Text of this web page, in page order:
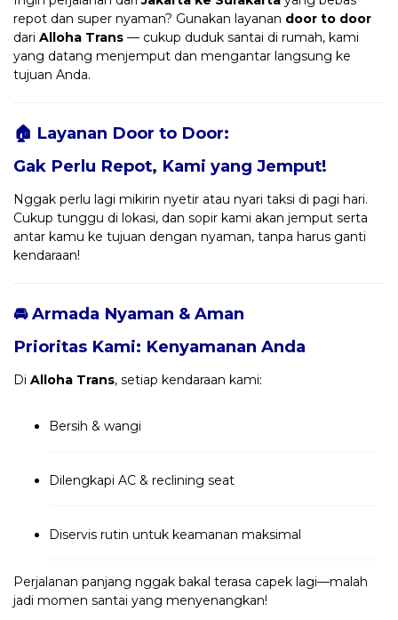
repot dan super nyaman? Gunakan layanan door to door
dari Alloha Trans — cukup duduk santai di rumah, kami
yang datang menjemput dan mengantar langsung ke
tujuan Anda.
🏠 Layanan Door to Door:
Gak Perlu Repot, Kami yang Jemput!
Nggak perlu lagi mikirin nyetir atau nyari taksi di pagi hari.
Cukup tunggu di lokasi, dan sopir kami akan jemput serta
antar kamu ke tujuan dengan nyaman, tanpa harus ganti
kendaraan!
🚘 Armada Nyaman & Aman
Prioritas Kami: Kenyamanan Anda
Di Alloha Trans, setiap kendaraan kami:
Bersih & wangi
Dilengkapi AC & reclining seat
Diservis rutin untuk keamanan maksimal
Perjalanan panjang nggak bakal terasa capek lagi—malah
jadi momen santai yang menyenangkan!